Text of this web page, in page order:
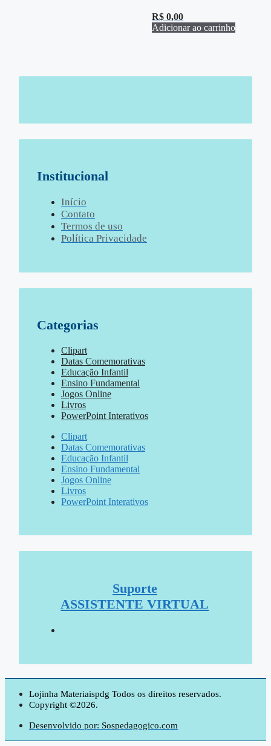
R$ 0,00
Adicionar ao carrinho
Institucional
Início
Contato
Termos de uso
Política Privacidade
Categorias
Clipart
Datas Comemorativas
Educação Infantil
Ensino Fundamental
Jogos Online
Livros
PowerPoint Interativos
Clipart
Datas Comemorativas
Educação Infantil
Ensino Fundamental
Jogos Online
Livros
PowerPoint Interativos
Suporte
ASSISTENTE VIRTUAL
Lojinha Materiaispdg Todos os direitos reservados.
Copyright ©2026.
Desenvolvido por: Sospedagogico.com